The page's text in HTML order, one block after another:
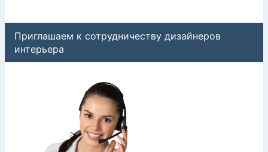
Приглашаем к сотрудничеству дизайнеров
интерьера